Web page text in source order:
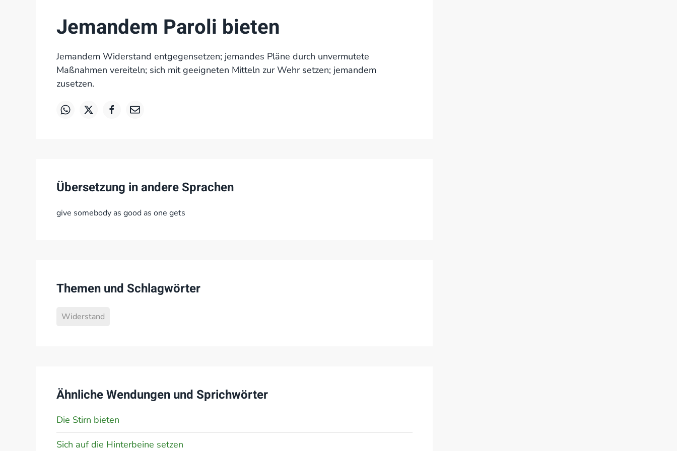
Jemandem Paroli bieten
Jemandem Widerstand entgegensetzen; jemandes Pläne durch unvermutete
Maßnahmen vereiteln; sich mit geeigneten Mitteln zur Wehr setzen; jemandem
zusetzen.
Übersetzung in andere Sprachen
give somebody as good as one gets
Themen und Schlagwörter
Widerstand
Ähnliche Wendungen und Sprichwörter
Die Stirn bieten
Sich auf die Hinterbeine setzen